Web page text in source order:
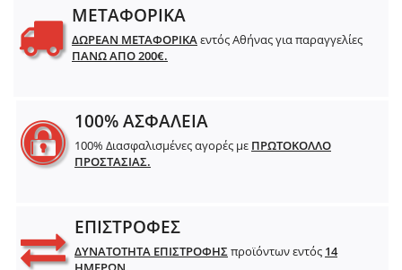
ΜΕΤΑΦΟΡΙΚΑ
ΔΩΡΕΑΝ ΜΕΤΑΦΟΡΙΚΑεντός Αθήνας για παραγγελίες
ΠΑΝΩ ΑΠΟ 200€.
100% ΑΣΦΑΛΕΙΑ
100% Διασφαλισμένες αγορές με ΠΡΩΤΟΚΟΛΛΟ
ΠΡΟΣΤΑΣΙΑΣ.
ΕΠΙΣΤΡΟΦΕΣ
ΔΥΝΑΤΟΤΗΤΑ ΕΠΙΣΤΡΟΦΗΣπροϊόντων εντός 14